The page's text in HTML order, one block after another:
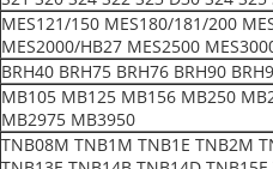
MES121/150 MES180/181/200
MES2000/HB27 MES2500
BRH40 BRH75 BRH76 BRH90
MB105 MB125 MB156 MB250
MB2975 MB3950
TNB08M TNB1M TNB1E TNB2M